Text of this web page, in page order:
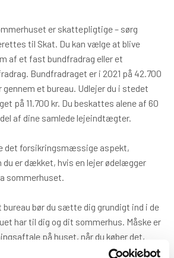
er skattepligtige – sørg
til Skat. Du kan vælge at blive
af et fast bundfradrag eller et
Bundfradraget er i 2021 på 42.700
et bureau. Udlejer du i stedet
på 11.700 kr. Du beskattes alene af 60
af dine samlede lejeindtægter.
det forsikringsmæssige aspekt,
du er dækket, hvis en lejer ødelægger
sommerhuset.
bureau bør du sætte dig grundigt ind i de
har til dig og dit sommerhus. Måske er
på huset, når du køber det,
af. Hvis du ønsker at opsige en